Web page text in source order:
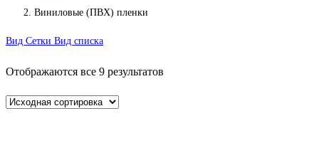
Виниловые (ПВХ) пленки
Вид Сетки Вид списка
Отображаются все 9 результатов